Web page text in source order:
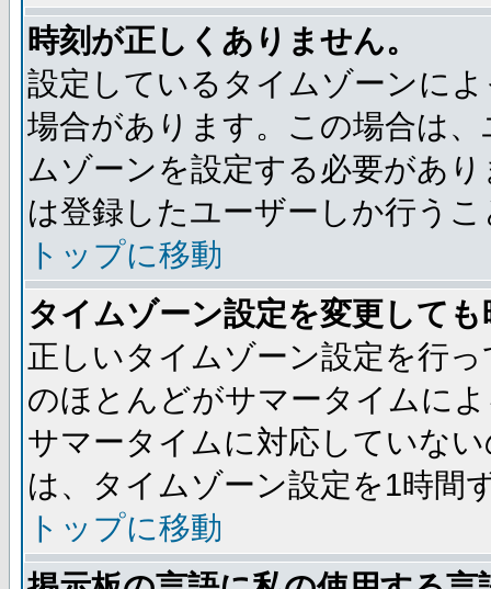
時刻が正しくありません。
設定しているタイムゾーンに
場合があります。この場合は
ムゾーンを設定する必要があ
は登録したユーザーしか行う
トップに移動
タイムゾーン設定を変更して
正しいタイムゾーン設定を行
のほとんどがサマータイムに
サマータイムに対応していな
は、タイムゾーン設定を1時間
トップに移動